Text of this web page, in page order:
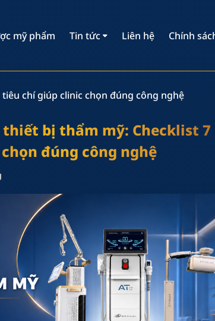
mỹ phẩm Tin tức Liên hệ Chính
chí giúp clinic chọn đúng công nghệ
bị thẩm mỹ: Checklist 7
đúng công nghệ